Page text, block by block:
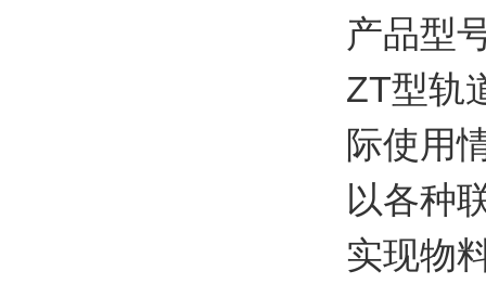
产品型
ZT型轨
际使用
以各种
实现物